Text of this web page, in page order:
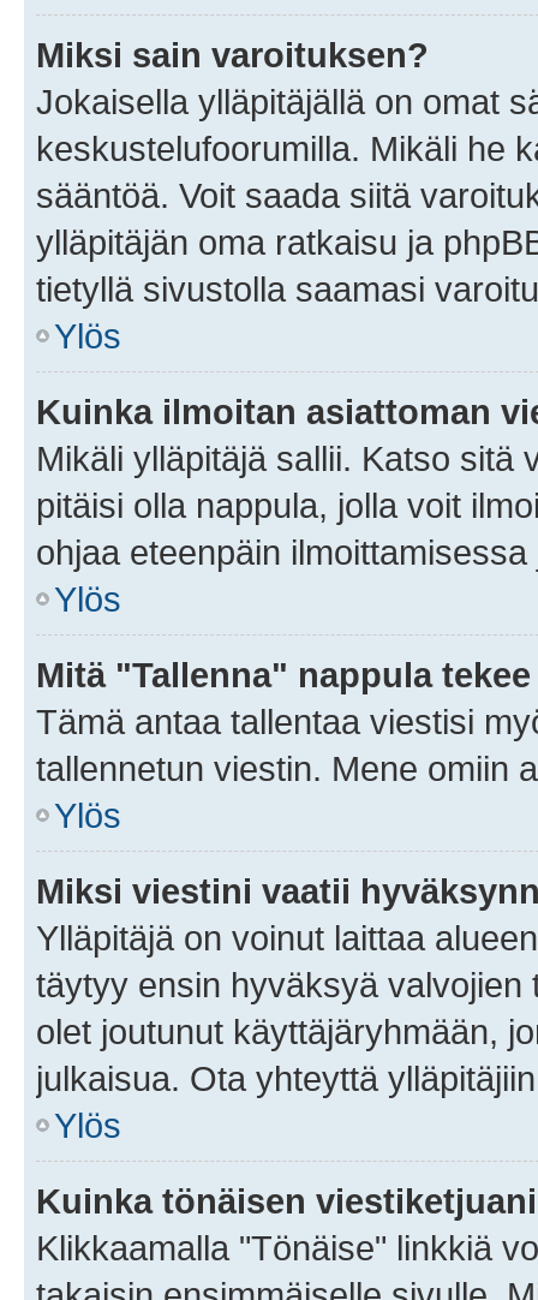
Miksi sain varoituksen?
Jokaisella ylläpitäjällä on omat
keskustelufoorumilla. Mikäli he
sääntöä. Voit saada siitä
ylläpitäjän oma ratkaisu ja
tietyllä sivustolla saamasi
Ylös
Kuinka ilmoitan asiattoman
Mikäli ylläpitäjä sallii. Katso sitä
pitäisi olla nappula, jolla voit
ohjaa eteenpäin
Ylös
Mitä "Tallenna" nappula
Tämä antaa tallentaa viestisi
tallennetun viestin. Mene omiin
Ylös
Miksi viestini vaatii
Ylläpitäjä on voinut laittaa
täytyy ensin hyväksyä
olet joutunut käyttäjäryhmään,
julkaisua. Ota yhteyttä
Ylös
Kuinka tönäisen
Klikkaamalla "Tönäise" linkkiä